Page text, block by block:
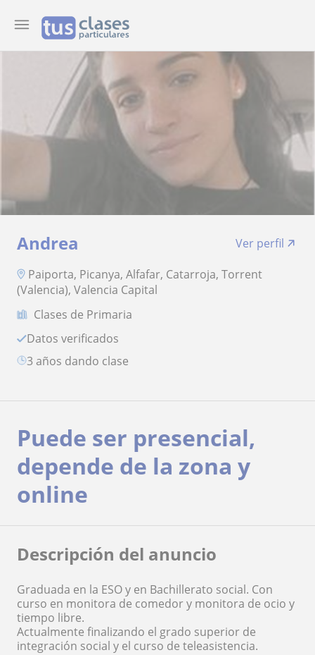
Andrea
Ver perfil
Paiporta, Picanya, Alfafar, Catarroja, Torrent
(Valencia), Valencia Capital
Clases de Primaria
Datos verificados
3 años dando clase
Puede ser presencial,
depende de la zona y
online
Descripción del anuncio
Graduada en la ESO y en Bachillerato social. Con
curso en monitora de comedor y monitora de ocio y
tiempo libre.
Actualmente finalizando el grado superior de
integración social y el curso de teleasistencia.